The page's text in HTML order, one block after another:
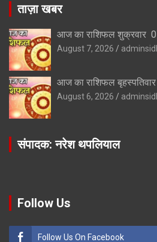
ताज़ा खबर
आज का राशिफल शुक्रवार
August 7, 2026
आज का राशिफल
August 6, 2026
संपादक: नरेश थपलियाल
Follow Us
Follow Us On Facebook